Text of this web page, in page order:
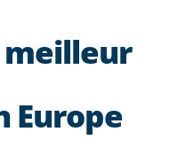
meilleur
Europe